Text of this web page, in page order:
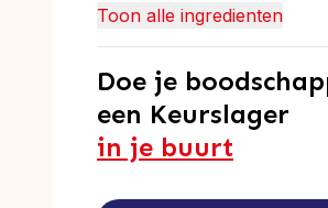
Toon alle ingredienten
Doe je
een Keurslager
in je buurt